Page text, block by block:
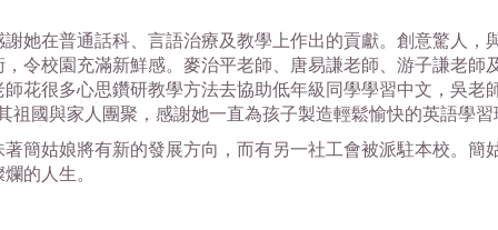
在普通話科、言語治療及教學上作出的貢獻。創意驚人，
令校園充滿新鮮感。麥治平老師、唐易謙老師、游子謙老師
花很多心思鑽研教學方法去協助低年級同學學習中文，吳
祖國與家人團聚，感謝她一直為孩子製造輕鬆愉快的英語學
姑娘將有新的發展方向，而有另一社工會被派駐本校。簡
的人生。